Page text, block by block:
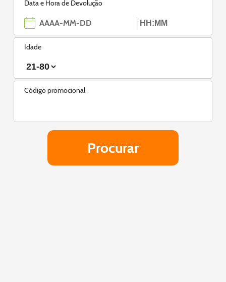
Data e Hora de Devolução
Idade
Código promocional